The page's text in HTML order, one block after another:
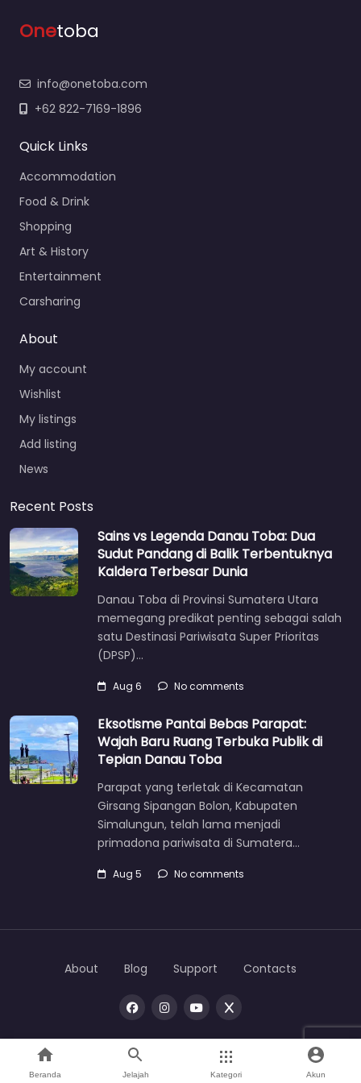
Onetoba
info@onetoba.com
+62 822-7169-1896
Quick Links
Accommodation
Food & Drink
Shopping
Art & History
Entertainment
Carsharing
About
My account
Wishlist
My listings
Add listing
News
Recent Posts
Sains vs Legenda Danau Toba: Dua
Sudut Pandang di Balik Terbentuknya
Kaldera Terbesar Dunia
Danau Toba di Provinsi Sumatera Utara
memegang predikat penting sebagai salah
satu Destinasi Pariwisata Super Prioritas
(DPSP)…
Aug 6 No comments
Eksotisme Pantai Bebas Parapat:
Wajah Baru Ruang Terbuka Publik di
Tepian Danau Toba
Parapat yang terletak di Kecamatan
Girsang Sipangan Bolon, Kabupaten
Simalungun, telah lama menjadi
primadona pariwisata di Sumatera…
Aug 5 No comments
Copyright © 2026 | One
About Blog Support Contacts
Beranda Jelajah Kategori Akun
Home Search Direktori Account